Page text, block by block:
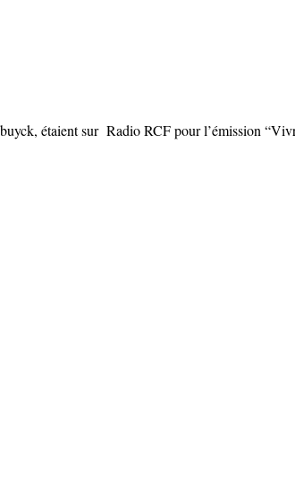
étaient sur Radio RCF pour l’émission